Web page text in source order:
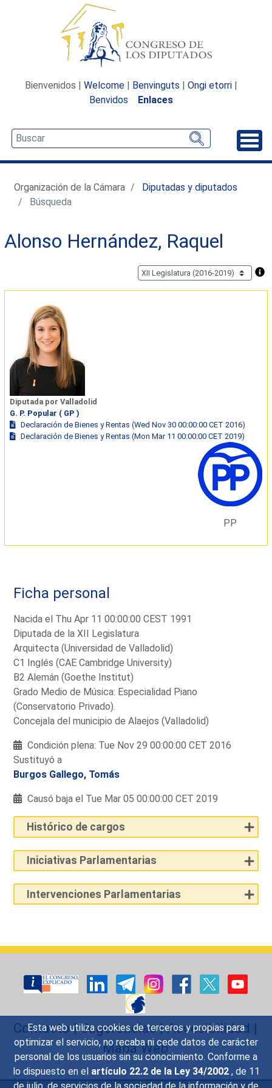
Esta web utiliza cookies de terceros y propias para
optimizar el servicio, no recaba ni cede datos de carácter
personal de los usuarios sin su conocimiento. Conforme a
lo dispuesto en el artículo 22.2 de la Ley 34/2002 , de 11
Bienvenidos | Welcome | Benvinguts | Ongi etorri |
Benvidos
Enlaces
Organización de la Cámara
Diputadas y diputados
Búsqueda
Alonso Hernández, Raquel
Diputada por Valladolid
G. P. Popular ( GP )
Declaración de Bienes y Rentas (Wed Nov 30 00:00:00 CET 2016)
Declaración de Bienes y Rentas (Mon Mar 11 00:00:00 CET 2019)
PP
Ficha personal
Nacida el Thu Apr 11 00:00:00 CEST 1991
Diputada de la XII Legislatura
Arquitecta (Universidad de Valladolid)
C1 Inglés (CAE Cambridge University)
B2 Alemán (Goethe Institut)
Grado Medio de Música: Especialidad Piano
(Conservatorio Privado).
Concejala del municipio de Alaejos (Valladolid)
Condición plena: Tue Nov 29 00:00:00 CET 2016
Sustituyó a
Burgos Gallego, Tomás
Causó baja el Tue Mar 05 00:00:00 CET 2019
Histórico de cargos
Iniciativas Parlamentarias
Intervenciones Parlamentarias
Contacto|Sugerencias|Accesibilidad |
Mapa Web